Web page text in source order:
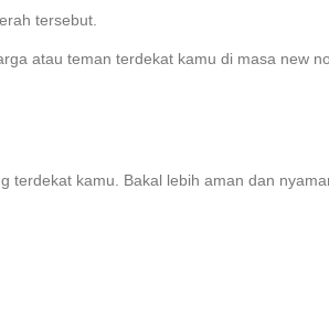
tersebut.
atau teman terdekat kamu di masa new
terdekat kamu. Bakal lebih aman dan